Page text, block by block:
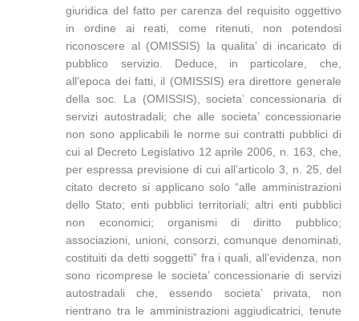
giuridica del fatto per carenza del requisito oggettivo
in ordine ai reati, come ritenuti, non potendosi
riconoscere al (OMISSIS) la qualita’ di incaricato di
pubblico servizio. Deduce, in particolare, che,
all’epoca dei fatti, il (OMISSIS) era direttore generale
della soc. La (OMISSIS), societa’ concessionaria di
servizi autostradali; che alle societa’ concessionarie
non sono applicabili le norme sui contratti pubblici di
cui al Decreto Legislativo 12 aprile 2006, n. 163, che,
per espressa previsione di cui all’articolo 3, n. 25, del
citato decreto si applicano solo “alle amministrazioni
dello Stato; enti pubblici territoriali; altri enti pubblici
non economici; organismi di diritto pubblico;
associazioni, unioni, consorzi, comunque denominati,
costituiti da detti soggetti” fra i quali, all’evidenza, non
sono ricomprese le societa’ concessionarie di servizi
autostradali che, essendo societa’ privata, non
rientrano tra le amministrazioni aggiudicatrici, tenute